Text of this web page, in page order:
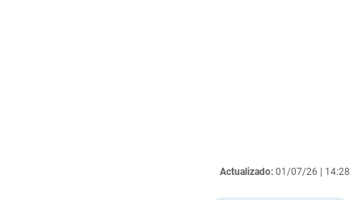
Actualizado: 01/07/26 | 14:28